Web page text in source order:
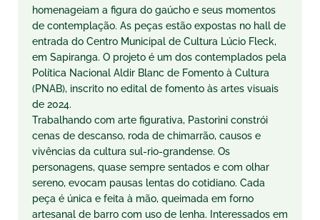
homenageiam a figura do gaúcho e seus momentos
de contemplação. As peças estão expostas no hall de
entrada do Centro Municipal de Cultura Lúcio Fleck,
em Sapiranga. O projeto é um dos contemplados pela
Política Nacional Aldir Blanc de Fomento à Cultura
(PNAB), inscrito no edital de fomento às artes visuais
de 2024.
Trabalhando com arte figurativa, Pastorini constrói
cenas de descanso, roda de chimarrão, causos e
vivências da cultura sul-rio-grandense. Os
personagens, quase sempre sentados e com olhar
sereno, evocam pausas lentas do cotidiano. Cada
peça é única e feita à mão, queimada em forno
artesanal de barro com uso de lenha. Interessados em